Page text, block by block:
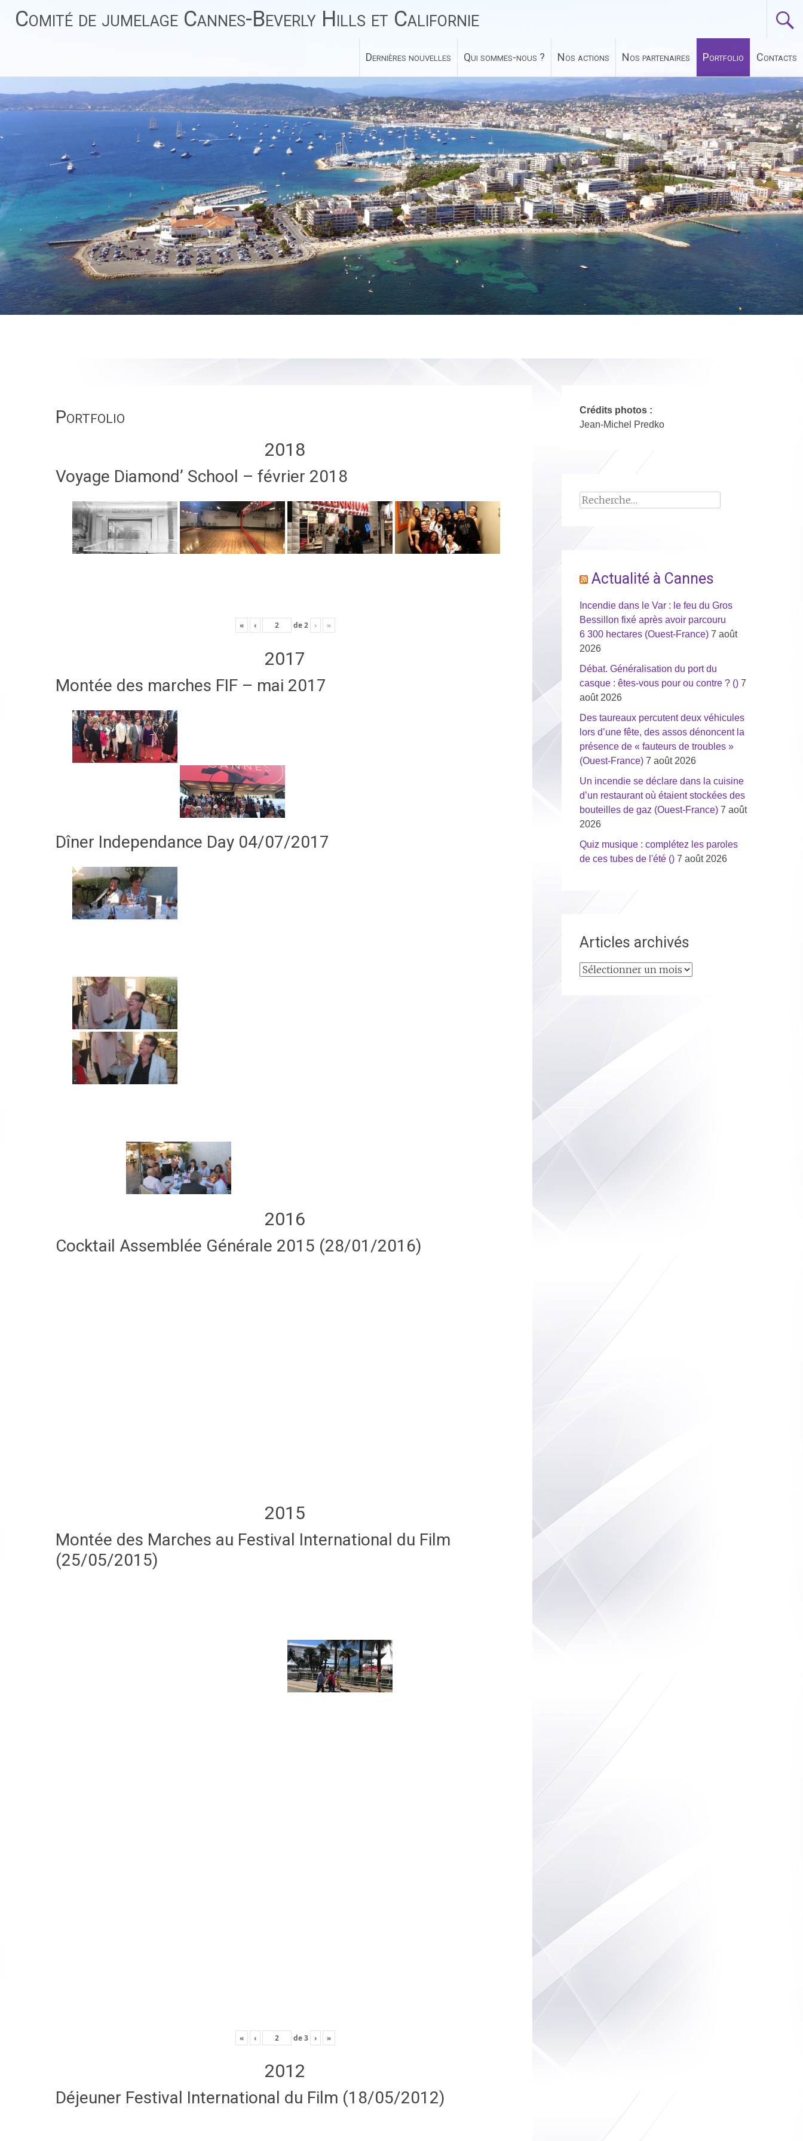
Comité de jumelage Cannes-Beverly Hills et Californie
Dernières nouvelles Qui sommes-nous ? Nos actions Nos partenaires Portfolio Contacts
Portfolio
2018
Voyage Diamond’ School – février 2018
« ‹ de2 › »
2017
Montée des marches FIF – mai 2017
Dîner Independance Day 04/07/2017
2016
Cocktail Assemblée Générale 2015 (28/01/2016)
2015
Montée des Marches au Festival International du Film
(25/05/2015)
« ‹ de3 › »
2012
Déjeuner Festival International du Film (18/05/2012)
Crédits photos :
Jean-Michel Predko
Rechercher :
Actualité à Cannes
Incendie dans le Var : le feu du Gros
Bessillon fixé après avoir parcouru
6 300 hectares (Ouest-France) 7 août
2026
Débat. Généralisation du port du
casque : êtes-vous pour ou contre ? () 7
août 2026
Des taureaux percutent deux véhicules
lors d’une fête, des assos dénoncent la
présence de « fauteurs de troubles »
(Ouest-France) 7 août 2026
Un incendie se déclare dans la cuisine
d’un restaurant où étaient stockées des
bouteilles de gaz (Ouest-France) 7 août
2026
Quiz musique : complétez les paroles
de ces tubes de l'été () 7 août 2026
Articles archivés
Articles